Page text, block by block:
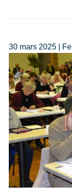
30 mars 2025 |